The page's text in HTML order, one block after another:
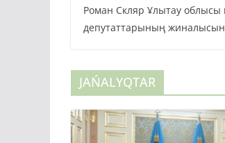
Роман Скляр Ұлытау облысы
депутаттарының
JAŃALYQTAR